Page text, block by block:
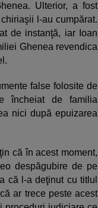
Ulterior, a fost
l-au cumpărat.
de instanţă, iar Ioan
Ghenea revendica
false folosite de
încheiat de familia
nici după epuizarea
că în acest moment,
despăgubire de pe
că l-a deţinut cu titlul
ar trece peste acest